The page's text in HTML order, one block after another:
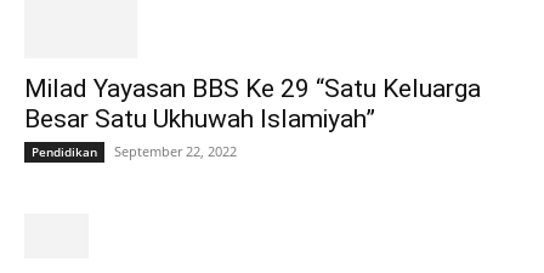
Milad Yayasan BBS Ke 29 “Satu Keluarga
Besar Satu Ukhuwah Islamiyah”
Pendidikan September 22, 2022